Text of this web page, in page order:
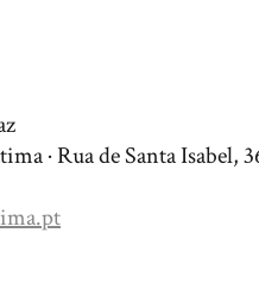
· Rua de Santa Isabel,